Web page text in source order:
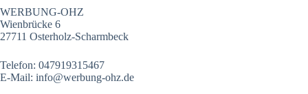
WERBUNG-OHZ
Wienbrücke 6
27711 Osterholz-Scharmbeck
Telefon: 047919315467
E-Mail: info@werbung-ohz.de